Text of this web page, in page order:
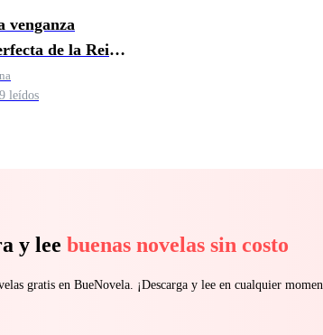
venganza
de la Reina
leídos
y lee buenas novelas sin costo
gratis en BueNovela. ¡Descarga y lee en cualquier